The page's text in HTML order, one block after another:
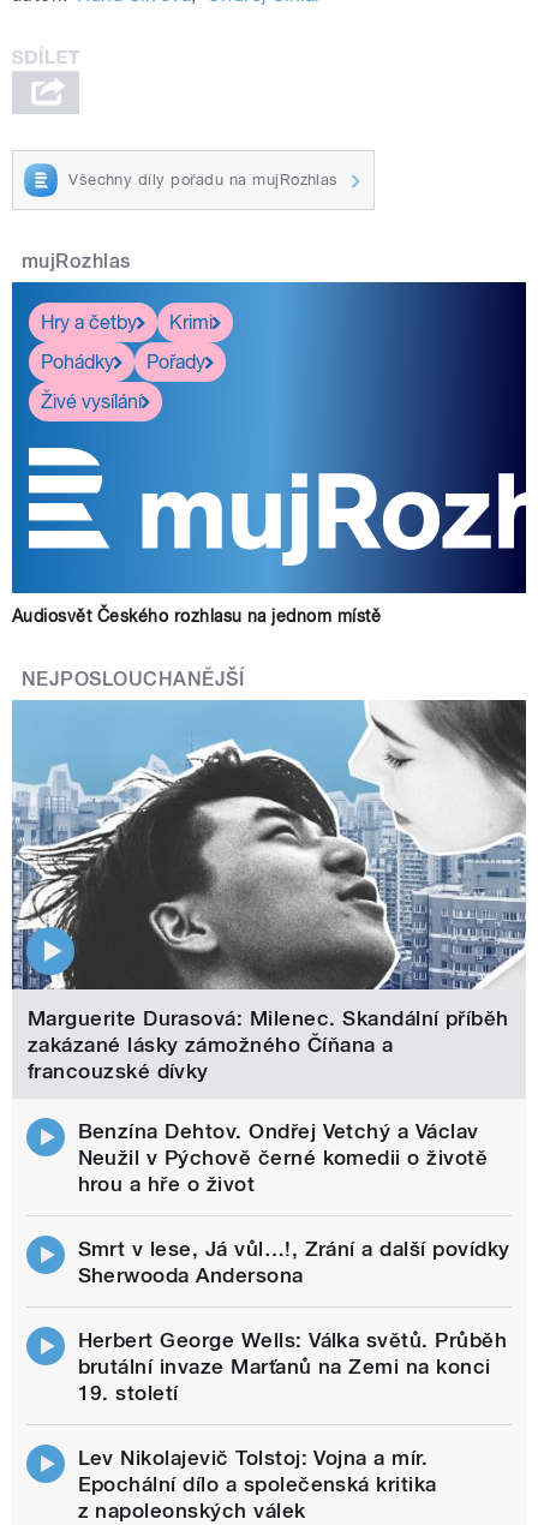
Všechny díly pořadu na mujRozhlas
mujRozhlas
Hry a četby
Krimi
Pohádky
Pořady
Živé vysílání
Audiosvět Českého rozhlasu na jednom místě
NEJPOSLOUCHANĚJŠÍ
Marguerite Durasová: Milenec. Skandální příběh
zakázané lásky zámožného Číňana a
francouzské dívky
Benzína Dehtov. Ondřej Vetchý a Václav
Neužil v Pýchově černé komedii o životě
hrou a hře o život
Smrt v lese, Já vůl…!, Zrání a další povídky
Sherwooda Andersona
Herbert George Wells: Válka světů. Průběh
brutální invaze Marťanů na Zemi na konci
19. století
Lev Nikolajevič Tolstoj: Vojna a mír.
Epochální dílo a společenská kritika
z napoleonských válek